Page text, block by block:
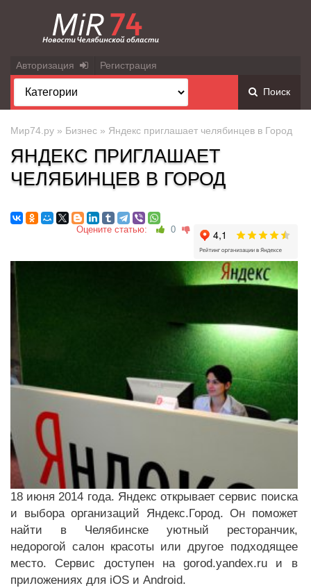
Авторизация Регистрация
Поиск
Мир74.ру » Бизнес » Яндекс приглашает челябинцев в Город
ЯНДЕКС ПРИГЛАШАЕТ
ЧЕЛЯБИНЦЕВ В ГОРОД
Оцените статью: 0
18 июня 2014 года. Яндекс открывает сервис поиска
и выбора организаций Яндекс.Город. Он поможет
найти в Челябинске уютный ресторанчик,
недорогой салон красоты или другое подходящее
место. Сервис доступен на gorod.yandex.ru и в
приложениях для iOS и Android.